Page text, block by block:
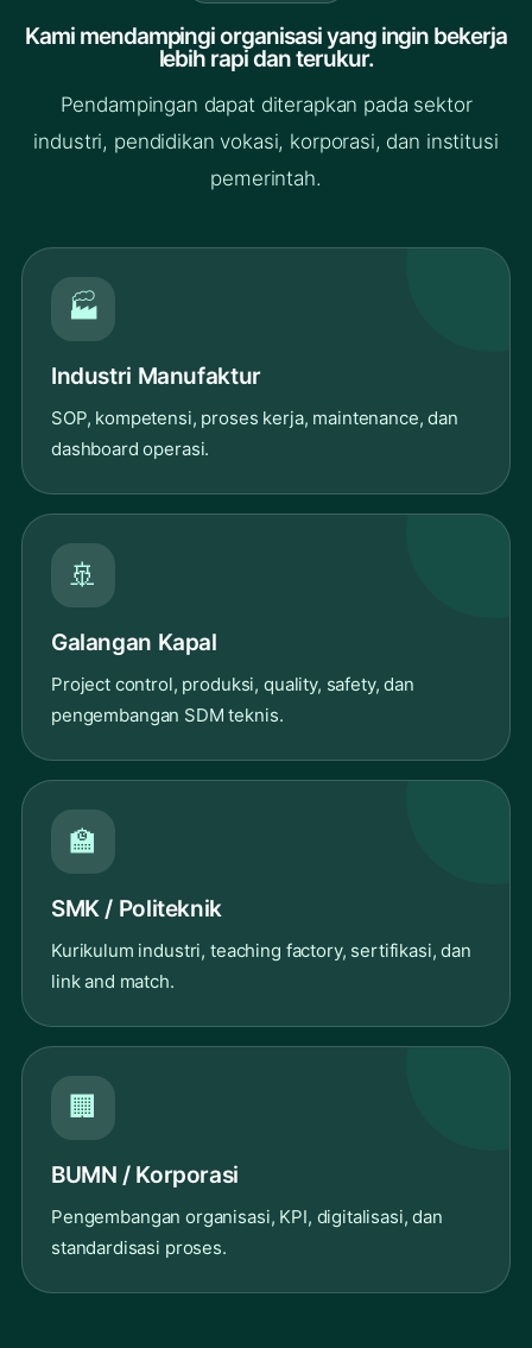
Kami mendampingi organisasi yang ingin bekerja
lebih rapi dan terukur.
Pendampingan dapat diterapkan pada sektor
industri, pendidikan vokasi, korporasi, dan institusi
pemerintah.
🏭
Industri Manufaktur
SOP, kompetensi, proses kerja, maintenance, dan
dashboard operasi.
🚢
Galangan Kapal
Project control, produksi, quality, safety, dan
pengembangan SDM teknis.
🏫
SMK / Politeknik
Kurikulum industri, teaching factory, sertifikasi, dan
link and match.
🏢
BUMN / Korporasi
Pengembangan organisasi, KPI, digitalisasi, dan
standardisasi proses.